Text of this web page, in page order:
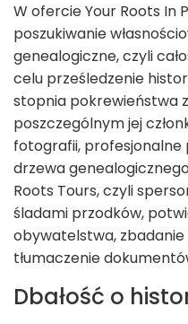
W ofercie Your Roots In
poszukiwanie
genealogiczne, czyli
celu prześledzenie
stopnia pokrewieństwa
poszczególnym jej
fotografii,
drzewa
Roots Tours, czyli
śladami przodków,
obywatelstwa,
tłumaczenie
Dbałość o